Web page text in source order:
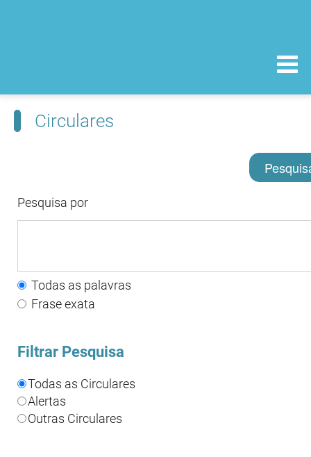
Circulares
Pesquisa por
Todas as palavras
Frase exata
Filtrar Pesquisa
Todas as Circulares
Alertas
Outras Circulares